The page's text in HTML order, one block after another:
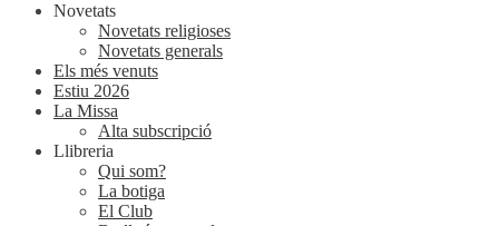
Novetats
Novetats religioses
Novetats generals
Els més venuts
Estiu 2026
La Missa
Alta subscripció
Llibreria
Qui som?
La botiga
El Club